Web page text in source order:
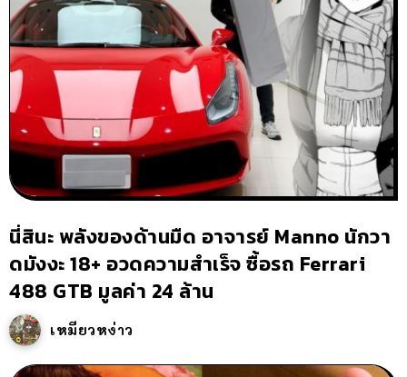
นี่สินะ พลังของด้านมืด อาจารย์ Manno นักวา
ดมังงะ 18+ อวดความสำเร็จ ซื้อรถ Ferrari
488 GTB มูลค่า 24 ล้าน
เหมียวหง่าว